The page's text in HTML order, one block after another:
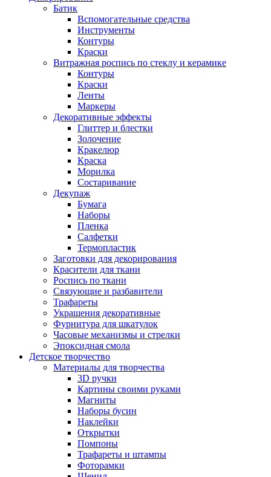
Батик
Вспомогательные средства
Инструменты
Контуры
Краски
Витражная роспись по стеклу и керамике
Контуры
Краски
Ленты
Маркеры
Декоративные эффекты
Глиттер и блестки
Золочение
Кракелюр
Краска
Морилка
Состаривание
Декупаж
Бумага
Наборы
Пленка
Салфетки
Термопластик
Заготовки для декорирования
Красители для ткани
Роспись по ткани
Связующие и разбавители
Трафареты
Украшения декоративные
Фурнитура для шкатулок
Часовые механизмы и стрелки
Эпоксидная смола
Детское творчество
Материалы для творчества
3D ручки
Картины своими руками
Магниты
Наборы бусин
Наклейки
Открытки
Помпоны
Трафареты и штампы
Фоторамки